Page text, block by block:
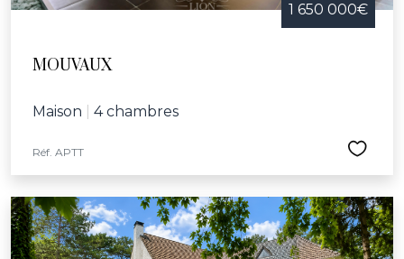
1 650 000€
MOUVAUX
Maison 4 chambres
Réf. APTT